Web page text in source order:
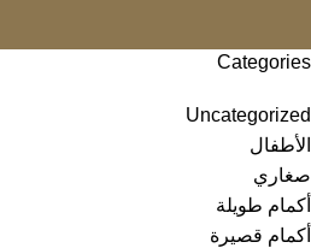
Categories
Uncategorized
الأطفال
صغاري
أكمام طويلة
أكمام قصيرة